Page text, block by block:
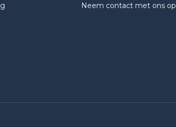
Neem contact met ons op